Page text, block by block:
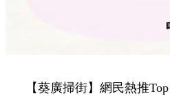
【葵廣掃街】網民熱推